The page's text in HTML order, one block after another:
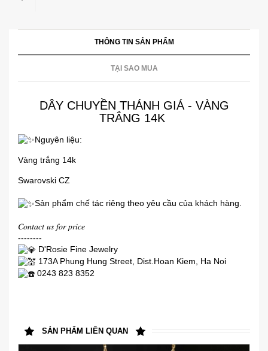
THÔNG TIN SẢN PHẨM
TẠI SAO MUA
DÂY CHUYỀN THÁNH GIÁ - VÀNG
TRẮNG 14K
Nguyên liệu:
Vàng trắng 14k
Swarovski CZ
Sản phẩm chế tác riêng theo yêu cầu của khách hàng.
𝐶𝑜𝑛𝑡𝑎𝑐𝑡 𝑢𝑠 𝑓𝑜𝑟 𝑝𝑟𝑖𝑐𝑒
--------
D'Rosie Fine Jewelry
173A Phung Hung Street, Dist.Hoan Kiem, Ha Noi
0243 823 8352
SẢN PHẨM LIÊN QUAN